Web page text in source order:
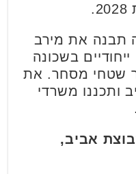
תבנה את מירב
בשכונה
את
ותכננו משרדי
אביב,